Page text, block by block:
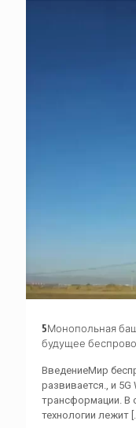
5Монопольная
будущее
ВведениеМир
развивается., и 5G
трансформации. В
технологии лежит